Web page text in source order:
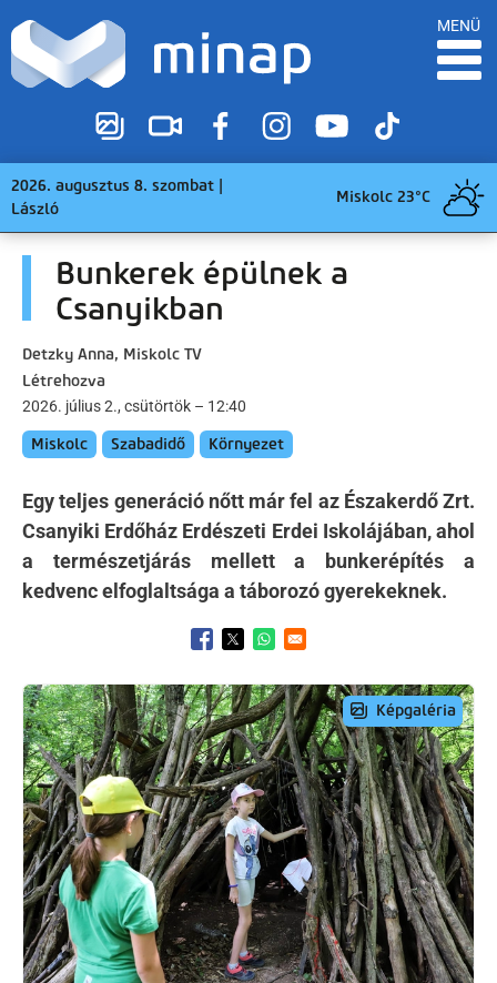
MENÜ
2026. augusztus 8. szombat |
László
Miskolc 23°C
Bunkerek épülnek a
Csanyikban
Detzky Anna, Miskolc TV
Létrehozva
2026. július 2., csütörtök – 12:40
Miskolc Szabadidő Környezet
Egy teljes generáció nőtt már fel az Északerdő Zrt.
Csanyiki Erdőház Erdészeti Erdei Iskolájában, ahol
a természetjárás mellett a bunkerépítés a
kedvenc elfoglaltsága a táborozó gyerekeknek.
Opens in a new window
Opens in a new window
Opens in a new window
Preview Image